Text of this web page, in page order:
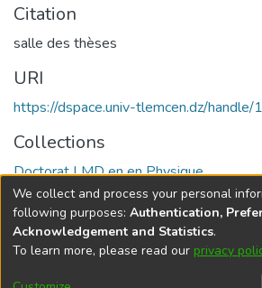
Citation
salle des thèses
URI
https://dspace.univ-tlemcen.dz/
Collections
Doctorat LMD en en Physique
Full item page
DSpace softwarecopyright ©
Cookie End
We collect and process your personal
following purposes: Authentication,
Acknowledgement and Statistics.
To learn more, please read our privacy